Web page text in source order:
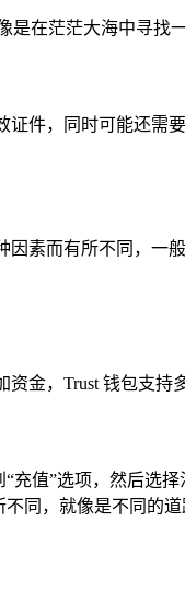
在茫茫大海中寻找
件，同时可能还
素而有所不同，
金，Trust 钱包支持
值”选项，然后选
同，就像是不同的